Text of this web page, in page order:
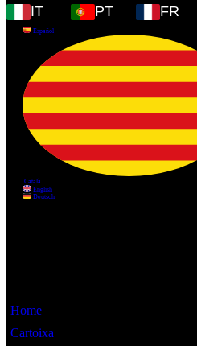
IT
PT FR
Home
Cartoixa